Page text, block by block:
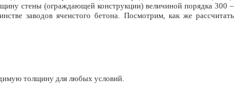
стены (ограждающей конструкции) величиной порядка 300 –
заводов ячеистого бетона. Посмотрим, как же рассчитать
толщину для любых условий.